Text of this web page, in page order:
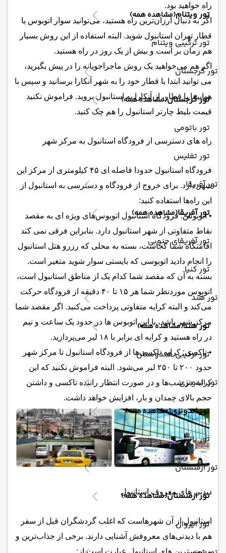
تور ویتنام(مشاهده همه)
تور ترکیبی ویتنام
تور گرجستان
تور گرجستان(مشاهده همه)
تور باتومی
تور تفلیس
تور آفریقا
تور آفریقا(مشاهده همه)
تور آفریقای جنوبی
تور کنیا
تور هند
تور هند(مشاهده همه)
تور ترکیبی هندوستان
تور اندونزی
تور اندونزی(مشاهده همه)
تور بالی
تور ارمنستان
تور ارمنستان(مشاهده همه)
تور ایروان
راه خواهید بود.
اگر به دنبال ارزان‌ترین راه هستید، می‌توانید سوار اتوبوس یا
قطار تهران استانبول شوید. البته استفاده از این روش بسیار
هم زمان بر است و بیش از یک روز در راه هستید.
اگر هم می‌خواهید یک روش ماجراجویانه را در پیش بگیرید،
می توانید ابتدا با قطار خود را به شهر آنکارا برسانید و سپس با
هواپیما یا قطار، از آنکارا به استانبول بروید. فراموش نکنید
قیمت بلیط چارتر استانبول را هم چک کنید.
راه های دسترسی از فرودگاه استانبول به مرکز شهر
فرودگاه استانبول حدودا فاصله ای ۴۵ کیلومتری از مرکز این
شهر دارد. برای خروج از فرودگاه و دسترسی به استانبول از
این راه‌ها استفاده کنید:
• اتوبوس: فرودگاه استانبول اتوبوس‌های ویژه ای به مقصد
نقاط متفاوتی از شهر استانبول دارد. بنابراین فرقی نمی کند
اقامتگاه شما کجاست، بسته به محلی که رزرو هتل استانبول
را انجام دادید اتوبوسی که بایستی سوار شوید متغیر است.
بسته به آن که مقصد شما کدام یک از مناطق استانبول است،
اتوبوس موردنظر شما هر ۱۵ تا ۴۰ دقیقه از فرودگاه حرکت
می‌کند و البته کرایه متفاوتی پرداخت می‌کنید. اگر مقصد شما
مرکز شهر باشد، با این اتوبوس ها در حدود یک ساعت و نیم
در راه هستید و کرایه ای برابر با ۱۸ لیر می‌پردازید.
• تاکسی: کرایه تاکسی‌ها از فرودگاه استانبول تا مرکز شهر
حدود ۲۰۰ تا ۲۵۰ لیر می‌شود. البته فراموش نکنید که این
کرایه در شب‌ها و در صورت انتظار راننده تاکسی و داشتن
حجم بالای چمدان و بار، افزایش خواهد داشت.
دیدنی های معروف استانبول
استانبول از آن شهرهاست که اغلب گردشگران قبل از سفر
هم با دیدنی‌های معروفش آشنایی دارند. برخی از جذاب‌ترین و
مشهورترین های استانبول عبارت است از: